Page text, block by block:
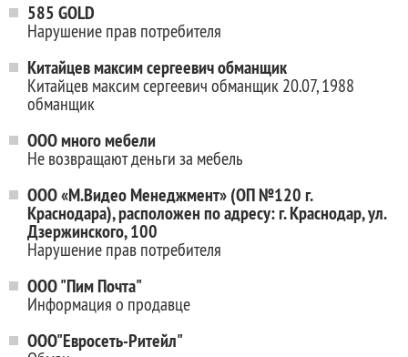
585 GOLD
Нарушение прав потребителя
Китайцев максим сергеевич обманщик
Китайцев максим сергеевич обманщик 20.07, 1988
обманщик
ООО много мебели
Не возвращают деньги за мебель
ООО «М.Видео Менеджмент» (ОП №120 г.
Краснодара), расположен по адресу: г. Краснодар, ул.
Дзержинского, 100
Нарушение прав потребителя
ООО "Пим Почта"
Информация о продавце
ООО"Евросеть-Ритейл"